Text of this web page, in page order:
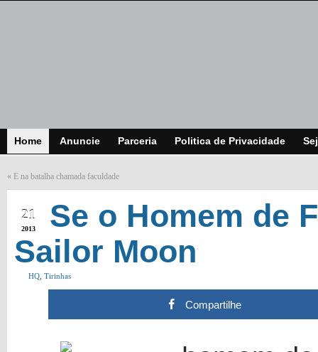
Home Anuncie Parceria Politica de Privacidade
« E na batalha chamada faculdade
21
2013
Se o Homem de
Sailor Moon
HQ Tirinhas
Compartilhe